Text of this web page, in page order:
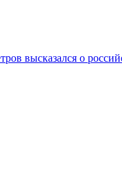
высказался о